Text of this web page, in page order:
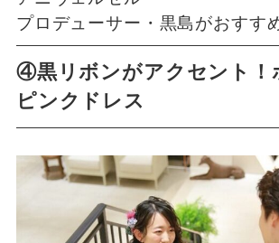
プロデューサー・黒島がおすす
④黒リボンがアクセント！
ピンクドレス